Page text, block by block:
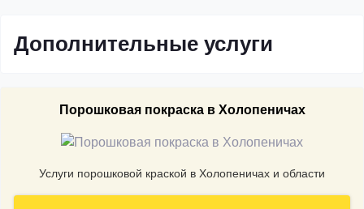
Дополнительные услуги
Порошковая покраска в Холопеничах
Услуги порошковой краской в Холопеничах и области